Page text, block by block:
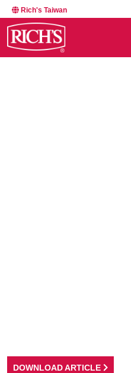
Rich's Taiwan
DOWNLOAD ARTICLE